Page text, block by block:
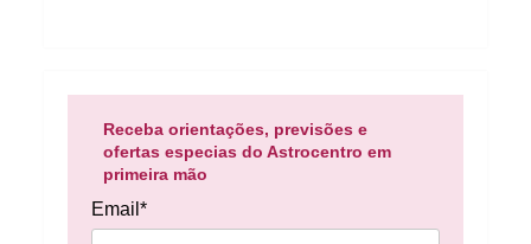
Receba orientações, previsões e
ofertas especias do Astrocentro em
primeira mão
Email*